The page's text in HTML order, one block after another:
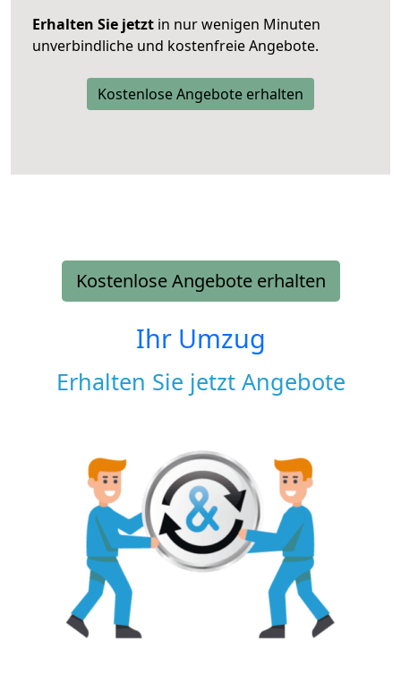
Erhalten Sie jetzt in nur wenigen Minuten
unverbindliche und kostenfreie Angebote.
Kostenlose Angebote erhalten
Kostenlose Angebote erhalten
Ihr Umzug
Erhalten Sie jetzt Angebote